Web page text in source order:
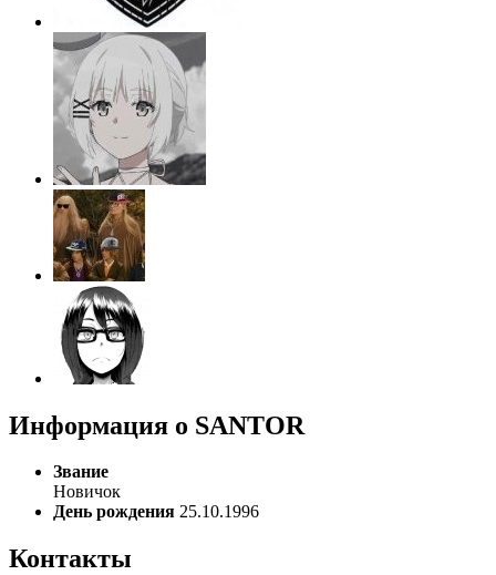
Информация о SANTOR
Звание
Новичок
День рождения 25.10.1996
Контакты